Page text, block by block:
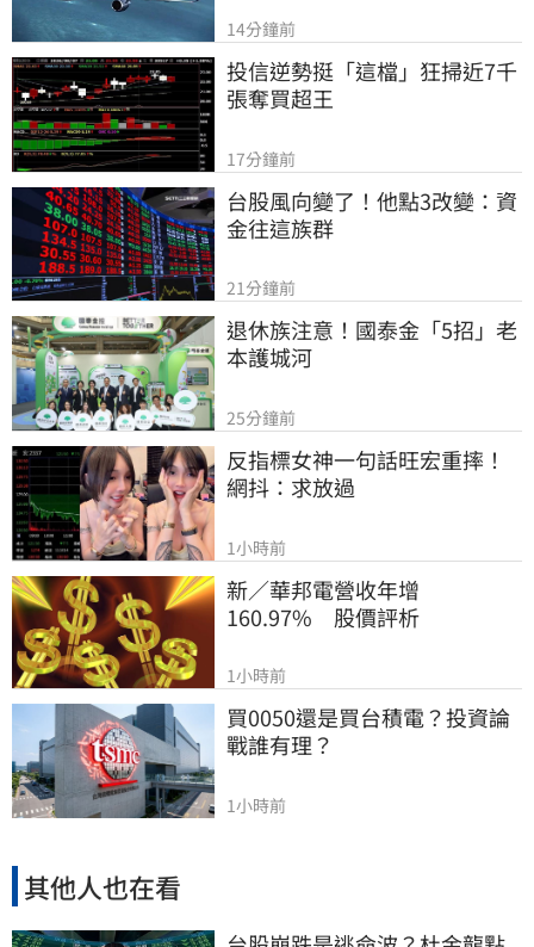
14分鐘前
投信逆勢挺「這檔」狂掃近7千
張奪買超王
17分鐘前
台股風向變了！他點3改變：資
金往這族群
21分鐘前
退休族注意！國泰金「5招」老
本護城河
25分鐘前
反指標女神一句話旺宏重摔！
網抖：求放過
1小時前
新／華邦電營收年增
160.97%　股價評析
1小時前
買0050還是買台積電？投資論
戰誰有理？
1小時前
其他人也在看